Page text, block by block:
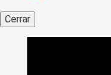
Cerrar